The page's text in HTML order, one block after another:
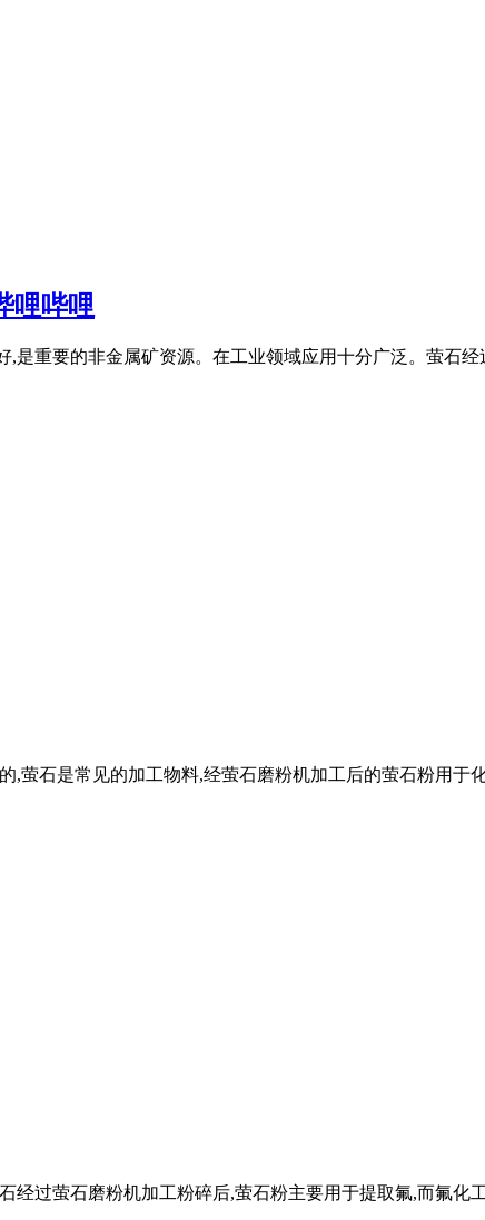
哩哔哩
是重要的非金属矿资源。在工业领域应用十分广泛。萤石
,萤石是常见的加工物料,经萤石磨粉机加工后的萤石粉用于
经过萤石磨粉机加工粉碎后,萤石粉主要用于提取氟,而氟化